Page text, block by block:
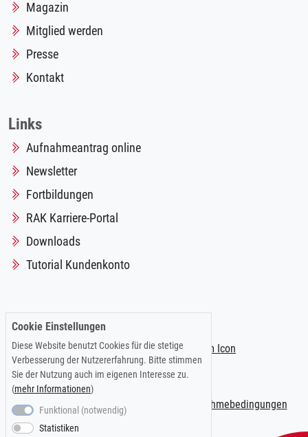
Magazin
Mitglied werden
Presse
Kontakt
Links
Aufnahmeantrag online
Newsletter
Fortbildungen
RAK Karriere-Portal
Downloads
Tutorial Kundenkonto
Impressum |Datenschutzerklärung Teilnahmebedingungen
Cookie Einstellungen
Diese Website benutzt Cookies für die stetige
Verbesserung der Nutzererfahrung. Bitte stimmen
Sie der Nutzung auch im eigenen Interesse zu.
(mehr Informationen)
Funktional (notwendig)
Statistiken